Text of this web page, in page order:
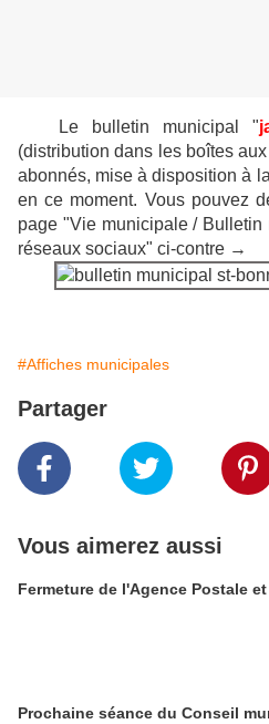
Le bulletin municipal "
(distribution dans les boîtes
abonnés, mise à disposition à
en ce moment. Vous pouvez
page "Vie municipale / Bulletin
réseaux sociaux" ci-contre →
#Affiches municipales
Partager
Vous aimerez aussi
Fermeture de l'Agence Postale
Prochaine séance du Conseil